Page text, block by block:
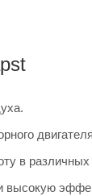
в
высокую